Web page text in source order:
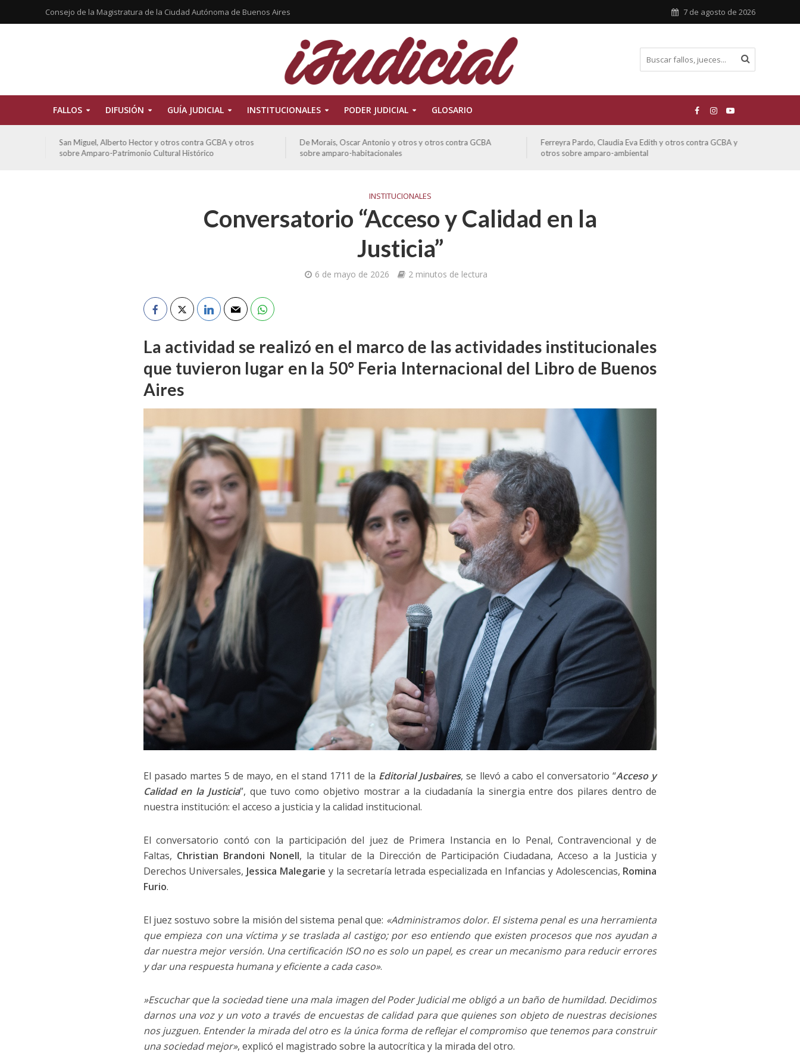
Consejo de la Magistratura de la Ciudad Autónoma de Buenos Aires 7 de agosto de 2026
FALLOS DIFUSIÓN GUÍA JUDICIAL INSTITUCIONALES PODER JUDICIAL GLOSARIO
San Miguel, Alberto Hector y otros contra GCBA y otros
sobre Amparo-Patrimonio Cultural Histórico
De Morais, Oscar Antonio y otros y otros contra GCBA
sobre amparo-habitacionales
Ferreyra Pardo, Claudia Eva Edith y otros contra GCBA y
otros sobre amparo-ambiental
INSTITUCIONALES
Conversatorio “Acceso y Calidad en la
Justicia”
6 de mayo de 2026 2 minutos de lectura
La actividad se realizó en el marco de las actividades institucionales
que tuvieron lugar en la 50° Feria Internacional del Libro de Buenos
Aires
El pasado martes 5 de mayo, en el stand 1711 de la Editorial Jusbaires, se llevó a cabo el conversatorio “Acceso y
Calidad en la Justicia”, que tuvo como objetivo mostrar a la ciudadanía la sinergia entre dos pilares dentro de
nuestra institución: el acceso a justicia y la calidad institucional.
El conversatorio contó con la participación del juez de Primera Instancia en lo Penal, Contravencional y de
Faltas, Christian Brandoni Nonell, la titular de la Dirección de Participación Ciudadana, Acceso a la Justicia y
Derechos Universales,Jessica Malegarie y la secretaría letrada especializada en Infancias y Adolescencias, Romina
Furio.
El juez sostuvo sobre la misión del sistema penal que: ​ «Administramos dolor. El sistema penal es una herramienta
que empieza con una víctima y se traslada al castigo; por eso entiendo que existen procesos que nos ayudan a
dar nuestra mejor versión. Una certificación ISO no es solo un papel, es crear un mecanismo para reducir errores
y dar una respuesta humana y eficiente a cada caso».
​»Escuchar que la sociedad tiene una mala imagen del Poder Judicial me obligó a un baño de humildad. Decidimos
darnos una voz y un voto a través de encuestas de calidad para que quienes son objeto de nuestras decisiones
nos juzguen. Entender la mirada del otro es la única forma de reflejar el compromiso que tenemos para construir
una sociedad mejor», explicó el magistrado sobre la autocrítica y la mirada del otro.